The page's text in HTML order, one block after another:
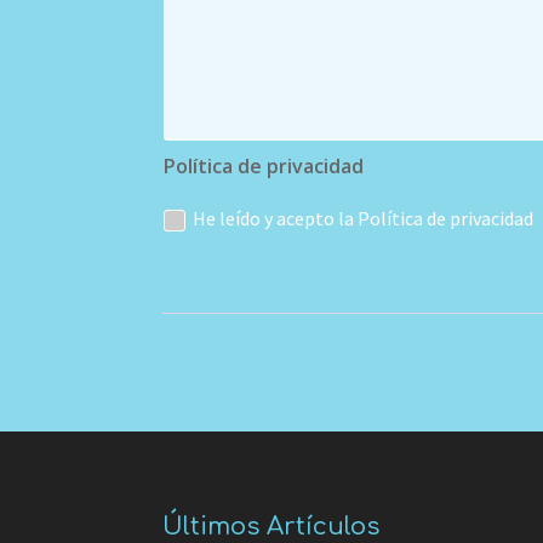
Política de privacidad
He leído y acepto la Política de privacidad
Últimos Artículos